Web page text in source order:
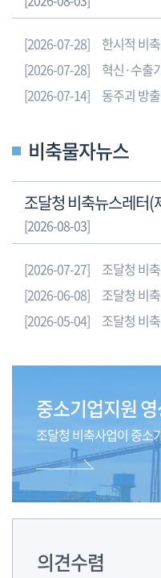
제
가
격
표
로
알
늄,
아
연,
니
켈,
주
석,
구
니
다.
[2026-07-28]
한시적 비
[2026-07-28]
혁신·수출기업
[2026-07-14]
동주괴 방출실적에 따
비축물자뉴스
조달청 비축뉴스레터(
[2026-08-03]
[2026-07-27]
조달청 비
[2026-06-08]
조달청 비
[2026-05-04]
조달청 비
중소기업지원
조달청 비축사업이 중소
의견수렴